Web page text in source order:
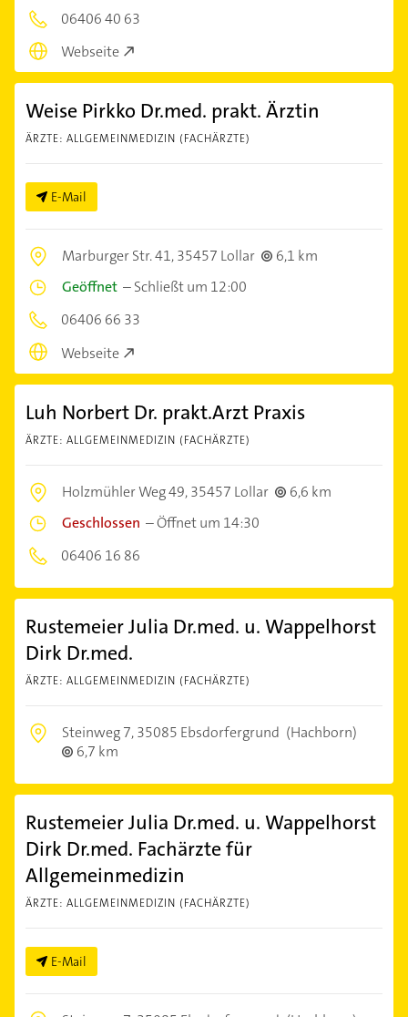
06406 40 63
Webseite
Weise Pirkko Dr.med. prakt. Ärztin
ÄRZTE: ALLGEMEINMEDIZIN (FACHÄRZTE)
E-Mail
Marburger Str. 41,35457 Lollar
6,1 km
Geöffnet –Schließt um 12:00
06406 66 33
Webseite
Luh Norbert Dr. prakt.Arzt Praxis
ÄRZTE: ALLGEMEINMEDIZIN (FACHÄRZTE)
Holzmühler Weg 49,35457 Lollar
6,6 km
Geschlossen –Öffnet um 14:30
06406 16 86
Rustemeier Julia Dr.med. u. Wappelhorst
Dirk Dr.med.
ÄRZTE: ALLGEMEINMEDIZIN (FACHÄRZTE)
Steinweg 7,35085 Ebsdorfergrund (Hachborn)
6,7 km
Rustemeier Julia Dr.med. u. Wappelhorst
Dirk Dr.med. Fachärzte für
Allgemeinmedizin
ÄRZTE: ALLGEMEINMEDIZIN (FACHÄRZTE)
E-Mail